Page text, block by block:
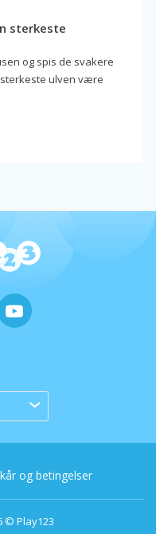
sterkeste
og spis de svakere
ulven være
© Play123
og betingelser